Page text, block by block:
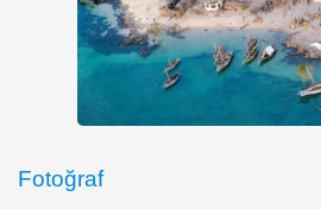
Fotoğraf